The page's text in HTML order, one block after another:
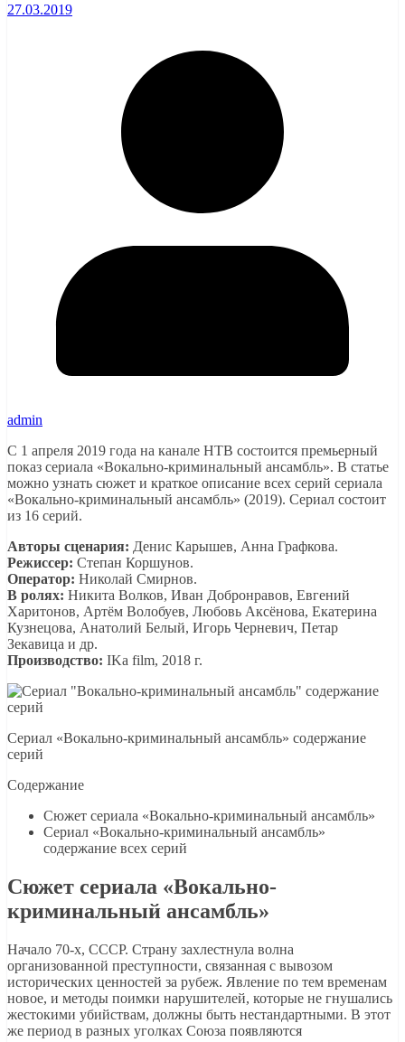
27.03.2019
admin
С 1 апреля 2019 года на канале НТВ состоится премьерный
показ сериала «Вокально-криминальный ансамбль». В статье
можно узнать сюжет и краткое описание всех серий сериала
«Вокально-криминальный ансамбль» (2019). Сериал состоит
из 16 серий.
Авторы сценария: Денис Карышев, Анна Графкова.
Режиссер: Степан Коршунов.
Оператор: Николай Смирнов.
В ролях: Никита Волков, Иван Добронравов, Евгений
Харитонов, Артём Волобуев, Любовь Аксёнова, Екатерина
Кузнецова, Анатолий Белый, Игорь Черневич, Петар
Зекавица и др.
Производство: IKa film, 2018 г.
Сериал «Вокально-криминальный ансамбль» содержание
серий
Содержание
Сюжет сериала «Вокально-криминальный ансамбль»
Сериал «Вокально-криминальный ансамбль»
содержание всех серий
Сюжет сериала «Вокально-
криминальный ансамбль»
Начало 70-х, СССР. Страну захлестнула волна
организованной преступности, связанная с вывозом
исторических ценностей за рубеж. Явление по тем временам
новое, и методы поимки нарушителей, которые не гнушались
жестокими убийствам, должны быть нестандартными. В этот
же период в разных уголках Союза появляются